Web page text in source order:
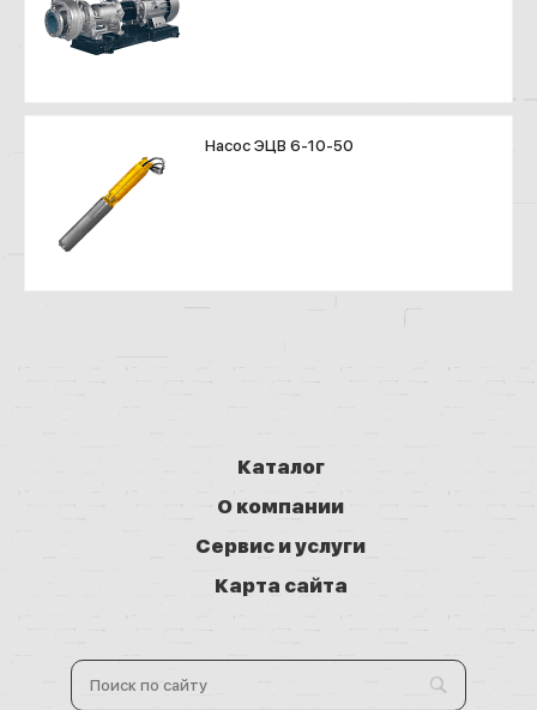
Насос ЭЦВ 6-10-50
Каталог
О компании
Сервис и услуги
Карта сайта